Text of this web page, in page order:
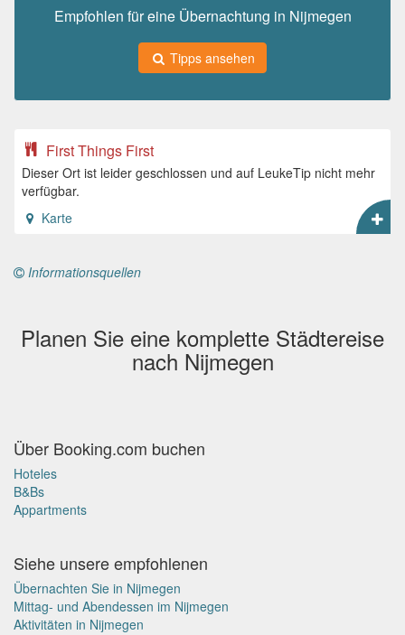
Empfohlen für eine Übernachtung in Nijmegen
Tipps ansehen
First Things First
Dieser Ort ist leider geschlossen und auf LeukeTip nicht mehr
verfügbar.
Karte
Informationsquellen
Planen Sie eine komplette Städtereise
nach Nijmegen
Über Booking.com buchen
Hoteles
B&Bs
Appartments
Siehe unsere empfohlenen
Übernachten Sie in Nijmegen
Mittag- und Abendessen im Nijmegen
Aktivitäten in Nijmegen